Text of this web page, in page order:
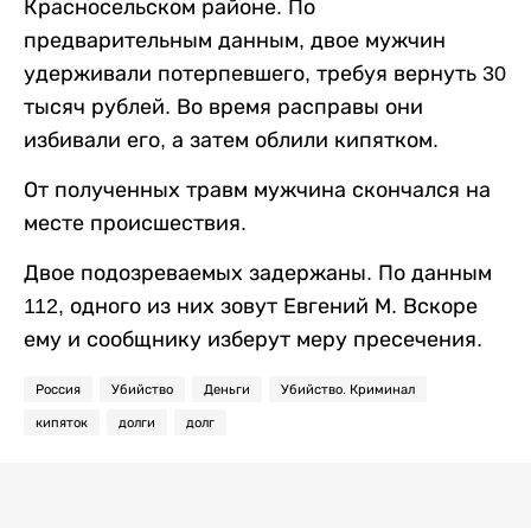
Красносельском районе. По
предварительным данным, двое мужчин
удерживали потерпевшего, требуя вернуть 30
тысяч рублей. Во время расправы они
избивали его, а затем облили кипятком.
От полученных травм мужчина скончался на
месте происшествия.
Двое подозреваемых задержаны. По данным
112, одного из них зовут Евгений М. Вскоре
ему и сообщнику изберут меру пресечения.
Россия Убийство Деньги Убийство. Криминал
кипяток долги долг